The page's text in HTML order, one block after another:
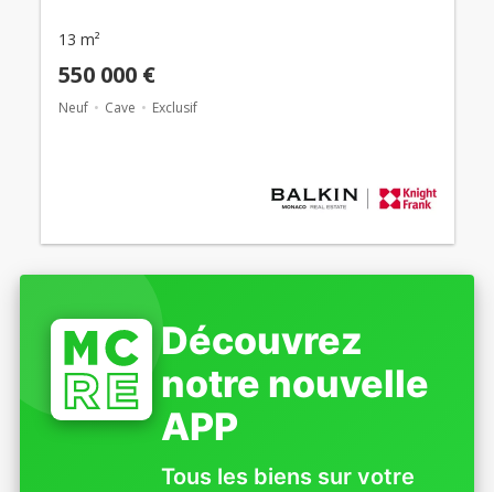
13 m²
550 000 €
Neuf Cave Exclusif
Découvrez
notre nouvelle
APP
Tous les biens sur votre